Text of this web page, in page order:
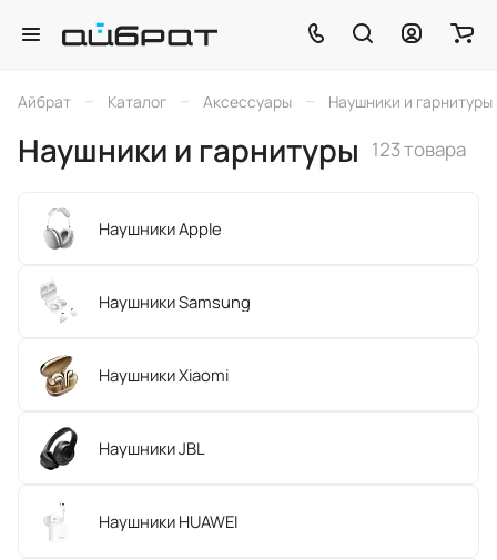
Айбрат – Каталог – Аксессуары – Наушники и гарнитуры
Наушники и гарнитуры 123 товара
Наушники Apple
Наушники Samsung
Наушники Xiaomi
Наушники JBL
Наушники HUAWEI